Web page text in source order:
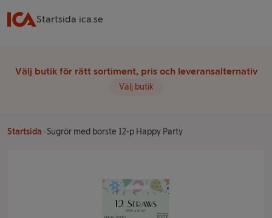
Startsida ica.se
Välj butik för rätt sortiment, pris och leveransalternativ
Välj butik
Startsida Sugrör med borste 12-p Happy Party